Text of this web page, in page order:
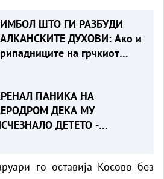
ШТО ГИ РАЗБУДИ
ДУХОВИ: Ако и
на грчкиот
пречка во тоа
ПАНИКА НА
ДЕКА МУ
ДЕТЕТО -
го оставија Косово без